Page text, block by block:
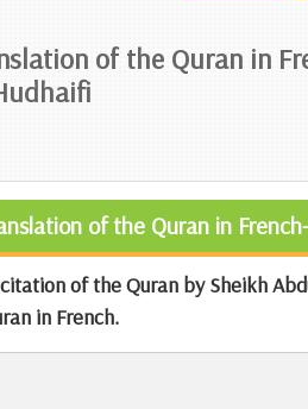
of the Quran in
of the Quran in
of the Quran by Sheikh
in French.